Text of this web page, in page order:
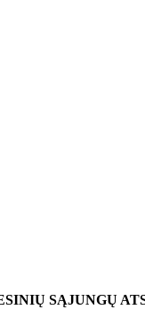
SĄJUNGŲ